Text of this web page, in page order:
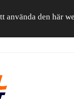
den här